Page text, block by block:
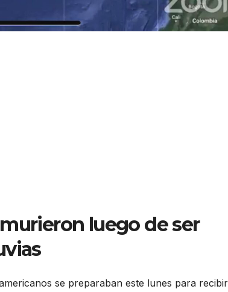
luego de ser
se preparaban este lunes para